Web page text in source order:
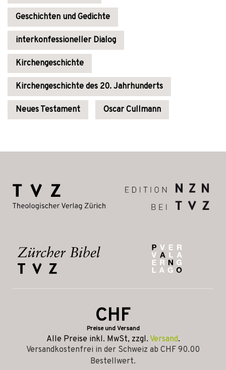
Geschichten und Gedichte
interkonfessioneller Dialog
Kirchengeschichte
Kirchengeschichte des 20. Jahrhunderts
Neues Testament Oscar Cullmann
CHF
Preise und Versand
Alle Preise inkl. MwSt, zzgl. Versand.
Versandkostenfrei in der Schweiz ab CHF 90.00
Bestellwert.